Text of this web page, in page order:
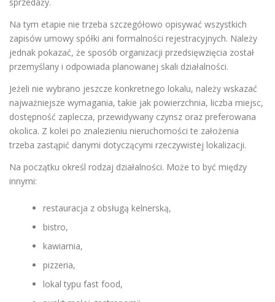
Na tym etapie nie trzeba szczegółowo opisywać wszystkich
zapisów umowy spółki ani formalności rejestracyjnych. Należy
jednak pokazać, że sposób organizacji przedsięwzięcia został
przemyślany i odpowiada planowanej skali działalności.
Jeżeli nie wybrano jeszcze konkretnego lokalu, należy wskazać
najważniejsze wymagania, takie jak powierzchnia, liczba miejsc,
dostępność zaplecza, przewidywany czynsz oraz preferowana
okolica. Z kolei po znalezieniu nieruchomości te założenia
trzeba zastąpić danymi dotyczącymi rzeczywistej lokalizacji.
Na początku określ rodzaj działalności. Może to być między
innymi:
restauracja z obsługą kelnerską,
bistro,
kawiarnia,
pizzeria,
lokal typu fast food,